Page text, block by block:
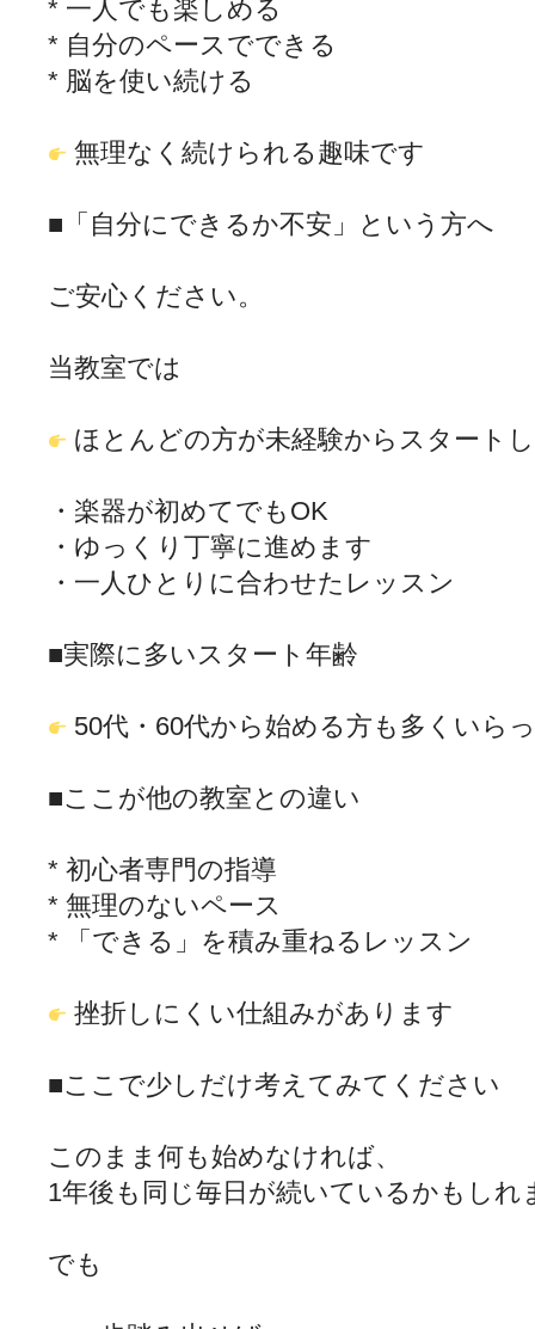
* 一人でも楽しめる
* 自分のペースでできる
* 脳を使い続ける
無理なく続けられる趣味です
■「自分にできるか不安」という方へ
ご安心ください。
当教室では
ほとんどの方が未経験からスタート
・楽器が初めてでもOK
・ゆっくり丁寧に進めます
・一人ひとりに合わせたレッスン
■実際に多いスタート年齢
50代・60代から始める方も多くいら
■ここが他の教室との違い
* 初心者専門の指導
* 無理のないペース
* 「できる」を積み重ねるレッスン
挫折しにくい仕組みがあります
■ここで少しだけ考えてみてください
このまま何も始めなければ、
1年後も同じ毎日が続いているかもしれ
でも